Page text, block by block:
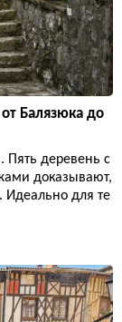
Балязюка до
Пять деревень с
доказывают,
Идеально для те